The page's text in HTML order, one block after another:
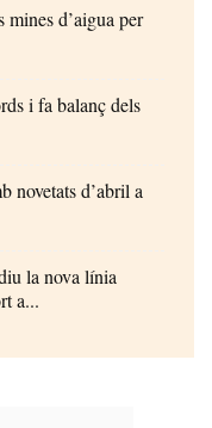
d’aigua per
i fa balanç dels
novetats d’abril a
la nova línia
a...